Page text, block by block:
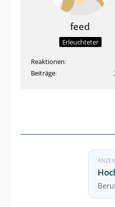
feed
Erleuchteter
Reaktionen
Beiträge